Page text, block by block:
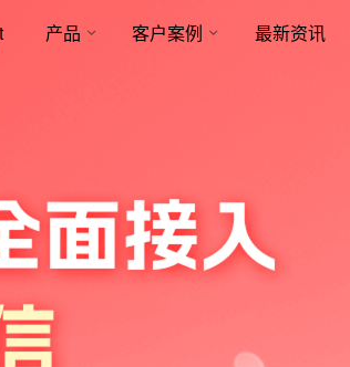
产品 客户案例 最新资讯